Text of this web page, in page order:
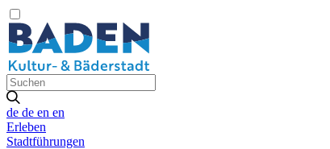
de de en en
Erleben
Stadtführungen